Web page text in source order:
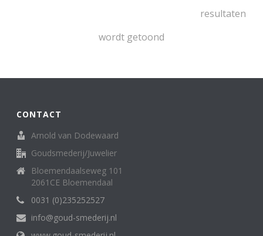
resultaten
wordt getoond
CONTACT
Arnold van Dodewaard
Goudsmederij/Juwelier
Bloemendaalseweg 101
2061CE Bloemendaal
0031 (0)235252527
info@goud-smederij.nl